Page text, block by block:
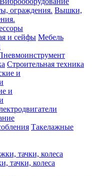
Вышки,
Мебель
Строительная техника
и
Такелажные
тачки, колеса